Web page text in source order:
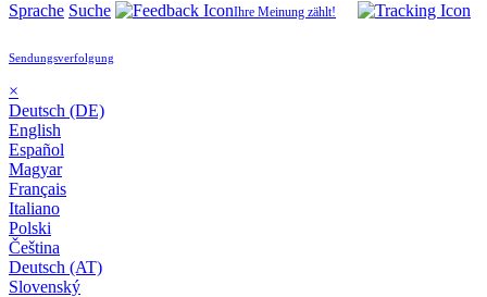
Sprache Suche Ihre Meinung zählt!
Sendungsverfolgung
×
Deutsch (DE)
English
Español
Magyar
Français
Italiano
Polski
Čeština
Deutsch (AT)
Slovenský